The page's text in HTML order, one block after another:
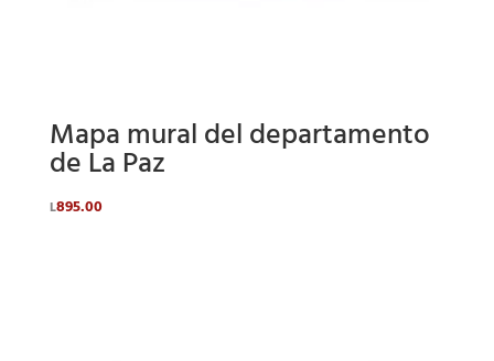
Mapa mural del departamento
de La Paz
L895.00